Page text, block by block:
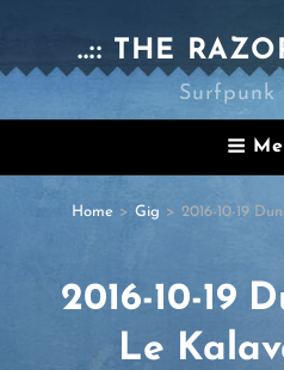
..:: THE
Surfpunk
Home > Gig > 2016-10-19
2016-10-19
Le